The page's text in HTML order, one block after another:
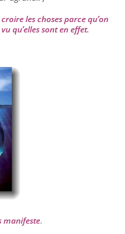
les choses parce qu’on
qu’elles sont en effet.
mani­feste.